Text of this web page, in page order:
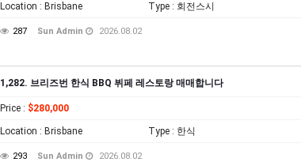
Location : Brisbane Type : 회전스시
287 Sun Admin 2026.08.02
1,282. 브리즈번 한식 BBQ 뷔페 레스토랑 매매합니다
Price : $280,000
Location : Brisbane Type : 한식
293 Sun Admin 2026.08.02